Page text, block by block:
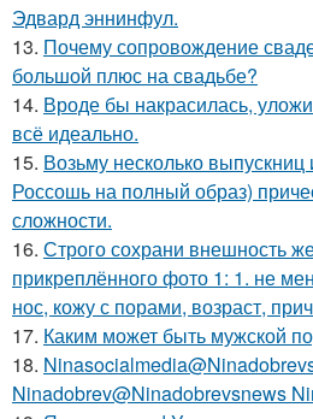
Эдвард эннинфул.
13. Почему сопровождение
большой плюс на свадьбе?
14. Вроде бы накрасилась,
всё идеально.
15. Возьму несколько выпускниц
Россошь на полный образ)
сложности.
16. Строго сохрани внешность
прикреплённого фото 1: 1. не
нос, кожу с порами, возраст,
17. Каким может быть мужской
18.
Ninadobrev@Ninadobrevsnews